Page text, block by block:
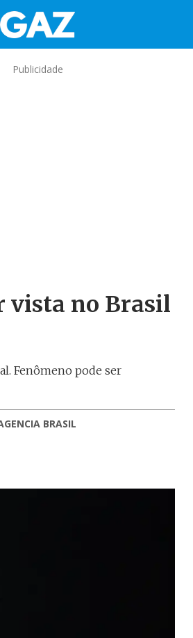
Publicidade
vista no Brasil
Fenômeno pode ser
BRASIL